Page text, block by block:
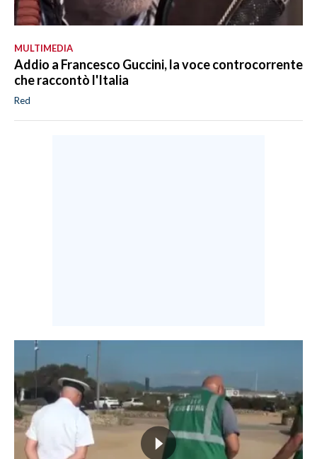
MULTIMEDIA
Addio a Francesco Guccini, la voce controcorrente
che raccontò l'Italia
Red